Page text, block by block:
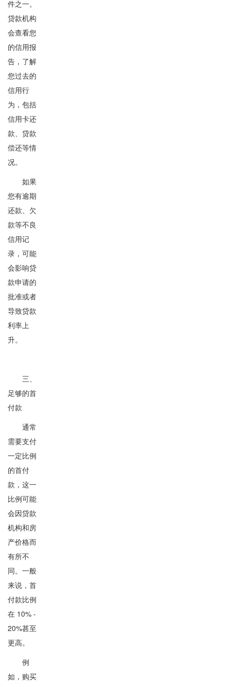
件之一。
贷款机构
会查看您
的信用报
告，了解
您过去的
信用行
为，包括
信用卡还
款、贷款
偿还等情
况。
如果
您有逾期
还款、欠
款等不良
信用记
录，可能
会影响贷
款申请的
批准或者
导致贷款
利率上
升。
三、
足够的首
付款
通常
需要支付
一定比例
的首付
款，这一
比例可能
会因贷款
机构和房
产价格而
有所不
同。一般
来说，首
付款比例
在 10% -
20%甚至
更高。
例
如，购买